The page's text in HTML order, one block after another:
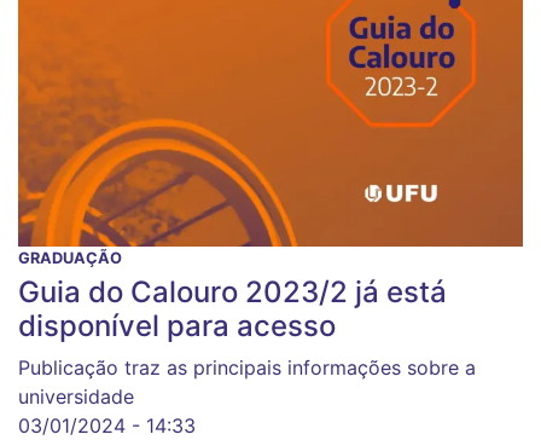
GRADUAÇÃO
Guia do Calouro 2023/2 já está
disponível para acesso
Publicação traz as principais informações sobre a
universidade
03/01/2024 - 14:33